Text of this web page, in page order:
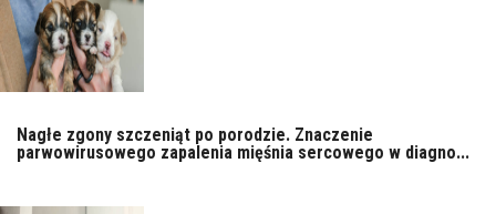
Nagłe zgony szczeniąt po porodzie. Znaczenie
parwowirusowego zapalenia mięśnia sercowego w diagno...